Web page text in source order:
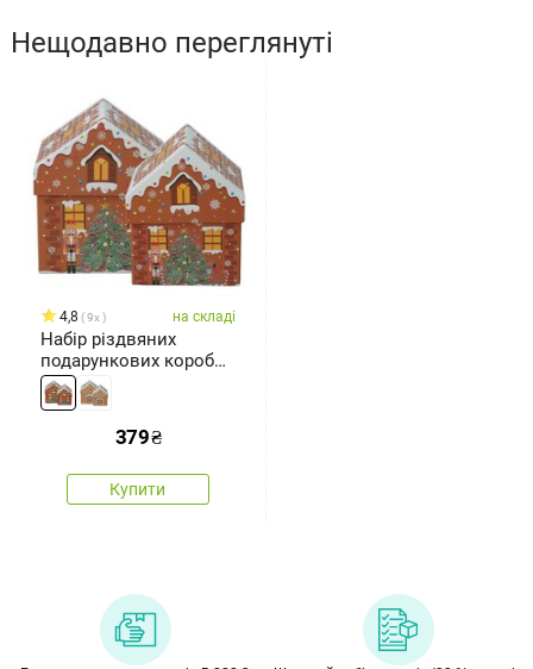
Нещодавно переглянуті
4,8 9x на складі
Набір різдвяних
подарункових коробок
Cookie Houses,
коричневий, 2 шт.
379₴
Купити